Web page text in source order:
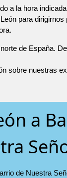
a la hora
para dirigirnos
de España.
sobre nuestras
a
de Nuestra